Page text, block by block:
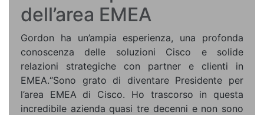
dell’area EMEA
Gordon ha un’ampia esperienza, una profonda
conoscenza delle soluzioni Cisco e solide
relazioni strategiche con partner e clienti in
EMEA.“Sono grato di diventare Presidente per
l’area EMEA di Cisco. Ho trascorso in questa
incredibile azienda quasi tre decenni e non sono